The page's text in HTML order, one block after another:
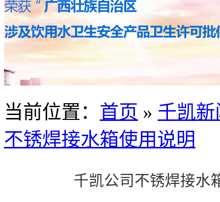
当前位置 ： 首页 » 千凯
不锈焊接水箱使用说明
千凯公司不锈焊接水